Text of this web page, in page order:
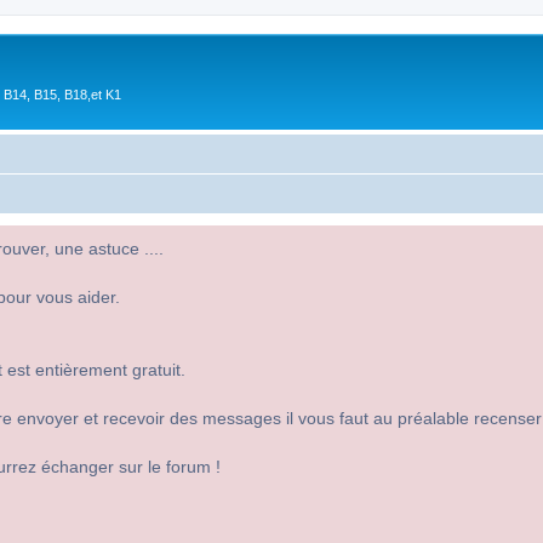
B15, B18,et K1
une astuce ....
vous aider.
entièrement gratuit.
envoyer et recevoir des messages il vous faut au préalable
échanger sur le forum !